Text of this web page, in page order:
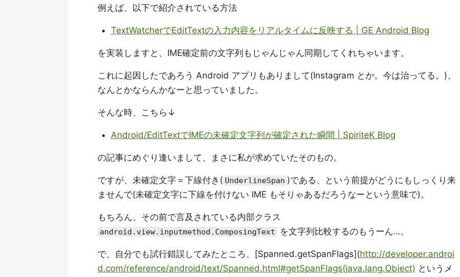
例えば、以下で紹介されている方法
TextWatcherでEditTextの入力内容をリアルタイムに反映する | GE Android Blog
を実装しますと、IME確定前の文字列もじゃんじゃん同期してくれちゃいます。
これに起因したであろう Android アプリもありまして(Instagram とか。今は治ってる。)、
なんとかならんかなーと思っていました。
そんな時、こちら↓
Android/EditTextでIMEの未確定文字列が確定された瞬間 | SpiriteK Blog
の記事にめぐり逢いまして、まさに私が求めていたそのもの。
ですが、未確定文字＝下線付き( UnderlineSpan )である、という前提がどうにもしっくり来
ませんで(未確定文字に下線を付けない IME もそりゃあるだろうなーという意味で)。
もちろん、その前で言及されている内部クラス
android.view.inputmethod.ComposingText を文字列比較するのもうーん…。
で、自分でも試行錯誤してみたところ、[Spanned.getSpanFlags](http://developer.androi
d.com/reference/android/text/Spanned.html#getSpanFlags(java.lang.Object) というメ